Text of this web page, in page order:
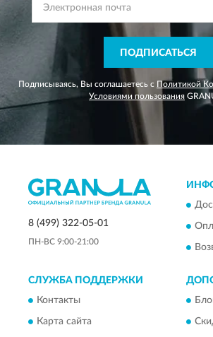
ПОДПИСАТЬСЯ
Подписываясь, Вы соглашаетесь с Политикой
Условиями пользования
8 (499) 322-05-01
ПН-ВС 9:00-21:00
СЛУЖБА ПОДДЕРЖКИ
Контакты
Карта сайта